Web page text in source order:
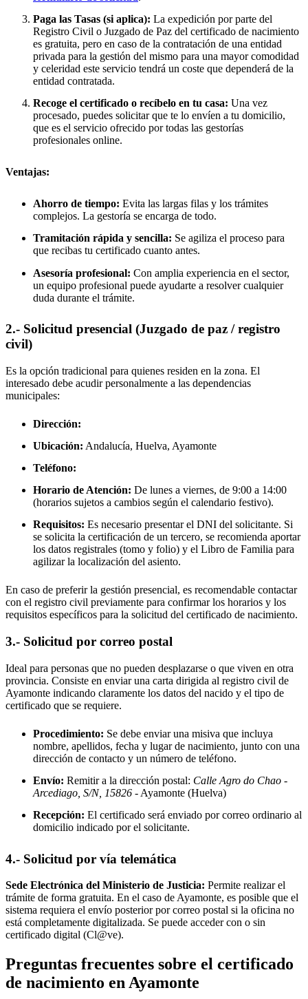
Paga las Tasas (si aplica): La expedición por parte del
Registro Civil o Juzgado de Paz del certificado de nacimiento
es gratuita, pero en caso de la contratación de una entidad
privada para la gestión del mismo para una mayor comodidad
y celeridad este servicio tendrá un coste que dependerá de la
entidad contratada.
Recoge el certificado o recíbelo en tu casa: Una vez
procesado, puedes solicitar que te lo envíen a tu domicilio,
que es el servicio ofrecido por todas las gestorías
profesionales online.
Ventajas:
Ahorro de tiempo: Evita las largas filas y los trámites
complejos. La gestoría se encarga de todo.
Tramitación rápida y sencilla: Se agiliza el proceso para
que recibas tu certificado cuanto antes.
Asesoría profesional: Con amplia experiencia en el sector,
un equipo profesional puede ayudarte a resolver cualquier
duda durante el trámite.
2.- Solicitud presencial (Juzgado de paz / registro
civil)
Es la opción tradicional para quienes residen en la zona. El
interesado debe acudir personalmente a las dependencias
municipales:
Dirección:
Ubicación: Andalucía, Huelva, Ayamonte
Teléfono:
Horario de Atención: De lunes a viernes, de 9:00 a 14:00
(horarios sujetos a cambios según el calendario festivo).
Requisitos: Es necesario presentar el DNI del solicitante. Si
se solicita la certificación de un tercero, se recomienda aportar
los datos registrales (tomo y folio) y el Libro de Familia para
agilizar la localización del asiento.
En caso de preferir la gestión presencial, es recomendable contactar
con el registro civil previamente para confirmar los horarios y los
requisitos específicos para la solicitud del certificado de nacimiento.
3.- Solicitud por correo postal
Ideal para personas que no pueden desplazarse o que viven en otra
provincia. Consiste en enviar una carta dirigida al registro civil de
Ayamonte indicando claramente los datos del nacido y el tipo de
certificado que se requiere.
Procedimiento: Se debe enviar una misiva que incluya
nombre, apellidos, fecha y lugar de nacimiento, junto con una
dirección de contacto y un número de teléfono.
Envío: Remitir a la dirección postal: Calle Agro do Chao -
Arcediago, S/N, 15826 - Ayamonte (Huelva)
Recepción: El certificado será enviado por correo ordinario al
domicilio indicado por el solicitante.
4.- Solicitud por vía telemática
Sede Electrónica del Ministerio de Justicia: Permite realizar el
trámite de forma gratuita. En el caso de Ayamonte, es posible que el
sistema requiera el envío posterior por correo postal si la oficina no
está completamente digitalizada. Se puede acceder con o sin
certificado digital (Cl@ve).
Preguntas frecuentes sobre el certificado
de nacimiento enAyamonte